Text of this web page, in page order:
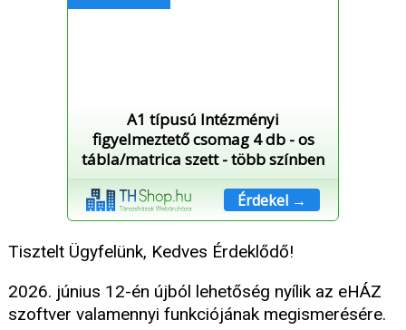
A1 típusú Intézményi
figyelmeztető csomag 4 db - os
tábla/matrica szett - több színben
Érdekel →
Tisztelt Ügyfelünk, Kedves Érdeklődő!
2026. június 12-én újból lehetőség nyílik az eHÁZ
szoftver valamennyi funkciójának megismerésére.